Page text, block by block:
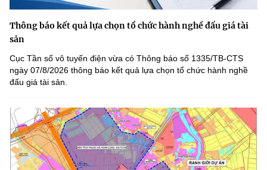
Thông báo kết quả lựa chọn tổ chức hành nghề đấu giá tài
sản
Cục Tần số vô tuyến điện vừa có Thông báo số 1335/TB-CTS
ngày 07/8/2026 thông báo kết quả lựa chọn tổ chức hành nghề
đấu giá tài sản.